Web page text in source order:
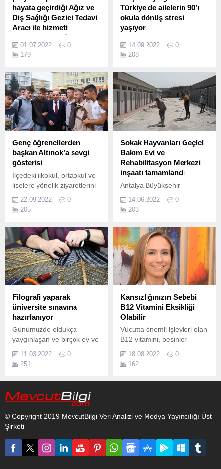
hayata geçirdiği Ağız ve
Diş Sağlığı Gezici Tedavi
Aracı ile hizmeti
vatandaşın ayağına
götürdü.
Proje sayesinde özellikle
ulaşım sıkıntısı çeken halk ,
hastanelere gitmek yerine
kapılarının önüne kadar
gelen gezici tarama ve diş
sağlığı aracı ile dişi ile ilgili
her türlü bakım ve tedaviyi
yaptırma imkânı buldu.
01.07.2022
0
179
Türkiye’de ailelerin 90’ı
okula dönüş stresi
yaşıyor
GoStudent’tan Okula Dönüş
Stresiyle Başa Çıkmak
İçin 5 Basit Çözüm Okula
duyulması normaldir.
14.09.2022
0
208
Genç öğrencilerden
başkan Altınok’a sevgi
gösterisi
İlçedeki ilkokul, ortaokul ve
liselere yönelik ziyaretlerini
Başkanı Turgut Altınok, bu
kez Farabi Anadolu Lisesi
22.09.2022
0
205
Sokak Hayvanları Geçici
Bakım Evi ve
Rehabilitasyon Merkezi
inşaatı tamamlandı
Antalya Büyükşehir
Geçici Bakım Evi ve
Rehabilitasyon Merkezi
tamamlandı.
14.06.2022
0
203
Filografi yaparak
üniversite sınavına
hazırlanıyor
Günümüzde oldukça
yaygınlaşan ve birçok ev ve
iş yerinde duvarlarımızı,
masalarımızı süsleyen
filografi sanatı Kocaeli
Kursları (KO-MEK) ile
ilimizde de oldukça
yaygınlaşarak gelişti.
11.03.2022
0
251
Kansızlığınızın Sebebi
B12 Vitamini Eksikliği
Olabilir
Vücutta önemli işlevleri olan
B12 vitamini, besinler
yoluyla elde ediliyor.
18.08.2022
0
162
© Copyright 2019 MevcutBilgi Veri Analizi ve Medya Yayıncılığı Üst
Şirketi